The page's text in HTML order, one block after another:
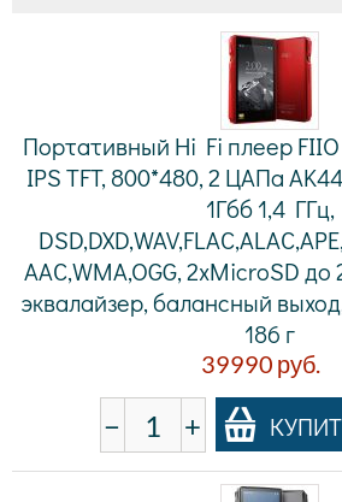
Портативный Hi Fi плеер
IPS TFT, 800*480, 2 ЦАПа
1Гбб 1,4 ГГц,
AAC,WMA,OGG, 2хMicroSD
эквалайзер, балансный
186 г
39990 руб.
− +